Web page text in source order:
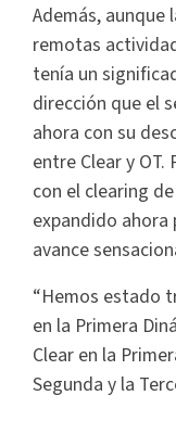
Además, aunque
remotas
tenía un
dirección que el
ahora con su
entre Clear y
con el clearing
expandido ahora
avance
“Hemos estado
en la Primera
Clear en la
Segunda y la